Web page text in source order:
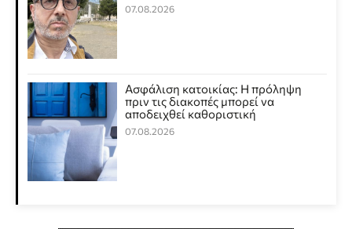
07.08.2026
Ασφάλιση κατοικίας: Η πρόληψη
πριν τις διακοπές μπορεί να
αποδειχθεί καθοριστική
07.08.2026